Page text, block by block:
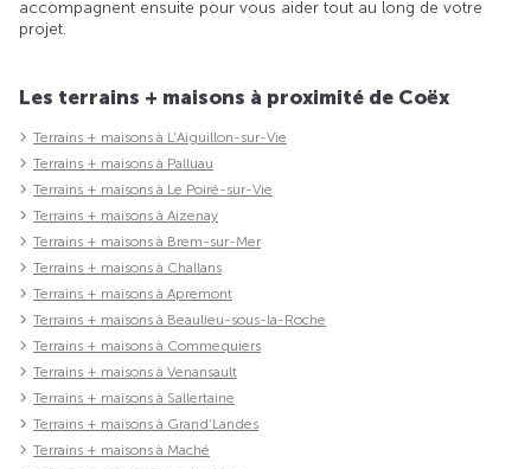
accompagnent ensuite pour vous aider tout au long de votre
projet.
Les terrains + maisons à proximité de Coëx
Terrains + maisons à L'Aiguillon-sur-Vie
Terrains + maisons à Palluau
Terrains + maisons à Le Poiré-sur-Vie
Terrains + maisons à Aizenay
Terrains + maisons à Brem-sur-Mer
Terrains + maisons à Challans
Terrains + maisons à Apremont
Terrains + maisons à Beaulieu-sous-la-Roche
Terrains + maisons à Commequiers
Terrains + maisons à Venansault
Terrains + maisons à Sallertaine
Terrains + maisons à Grand'Landes
Terrains + maisons à Maché